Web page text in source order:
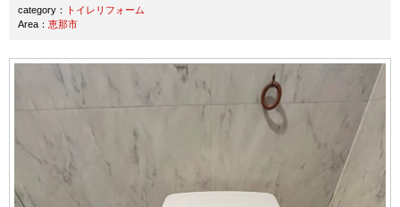
category：
トイレリフォーム
Area： 恵那市